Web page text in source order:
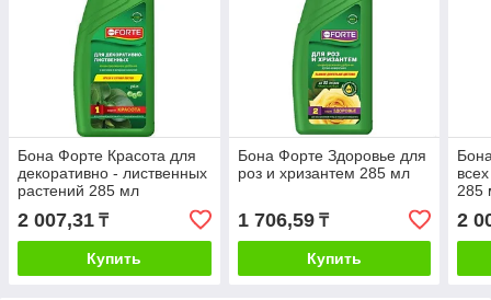
Бона Форте Красота для
декоративно - лиственных
растений 285 мл
2 007,31 ₸
Купить
Бона Форте Здоровье для
роз и хризантем 285 мл
1 706,59₸
Купить
285
2